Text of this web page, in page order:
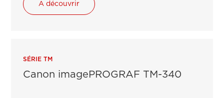
A découvrir
SÉRIE TM
Canon imagePROGRAF TM-340